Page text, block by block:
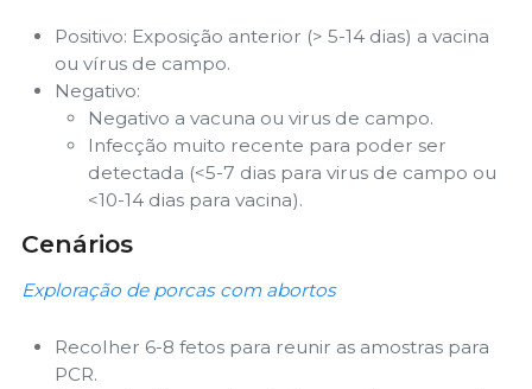
Positivo: Exposição anterior (> 5-14 dias) a vacina
ou vírus de campo.
Negativo:
Negativo a vacuna ou virus de campo.
Infecção muito recente para poder ser
detectada (<5-7 dias para virus de campo ou
<10-14 dias para vacina).
Cenários
Exploração de porcas com abortos
Recolher 6-8 fetos para reunir as amostras para
PCR.